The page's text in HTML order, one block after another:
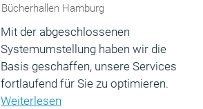
Bücherhallen Hamburg
Mit der abgeschlossenen
Systemumstellung haben wir die
Basis geschaffen, unsere Services
fortlaufend für Sie zu optimieren.
Weiterlesen